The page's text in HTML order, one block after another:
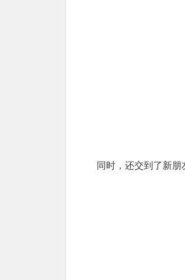
同时，还交到了新朋